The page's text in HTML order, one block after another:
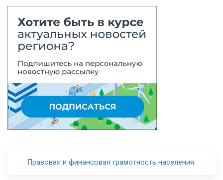
Правовая и финансовая грамотность населения.